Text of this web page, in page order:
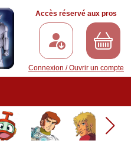
Accès réservé aux pros
Connexion / Ouvrir un compte